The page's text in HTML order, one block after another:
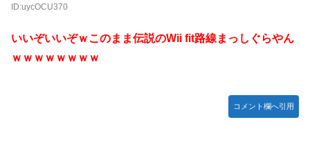
ID:uycOCU370
いいぞいいぞｗこのまま伝説のWii fit路線まっしぐらやん
ｗｗｗｗｗｗｗｗ
コメント欄へ引用